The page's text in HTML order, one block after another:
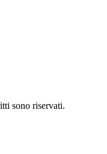
sono riservati.